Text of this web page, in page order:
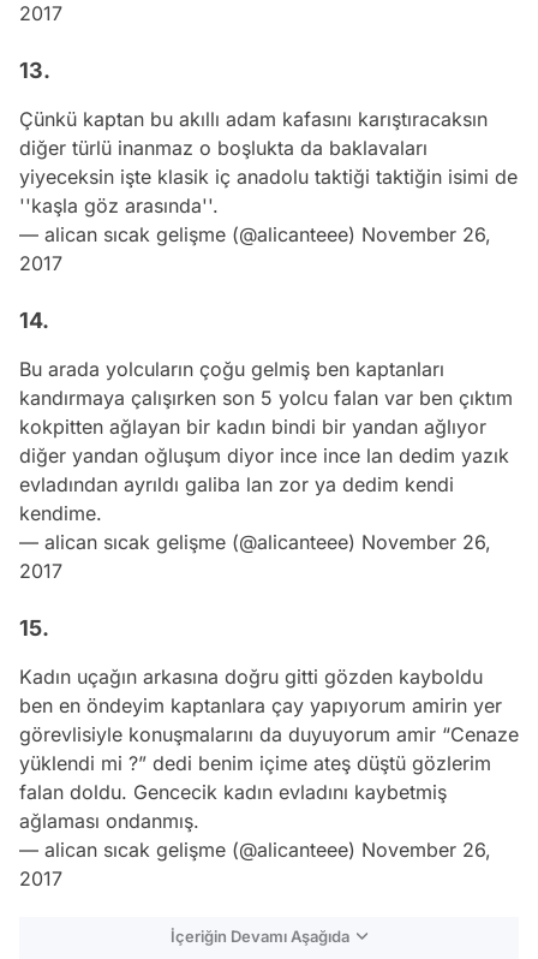
2017
13.
Çünkü kaptan bu akıllı adam kafasını karıştıracaksın
diğer türlü inanmaz o boşlukta da baklavaları
yiyeceksin işte klasik iç anadolu taktiği taktiğin isimi de
''kaşla göz arasında''.
— alican sıcak gelişme (@alicanteee) November 26,
2017
14.
Bu arada yolcuların çoğu gelmiş ben kaptanları
kandırmaya çalışırken son 5 yolcu falan var ben çıktım
kokpitten ağlayan bir kadın bindi bir yandan ağlıyor
diğer yandan oğluşum diyor ince ince lan dedim yazık
evladından ayrıldı galiba lan zor ya dedim kendi
kendime.
— alican sıcak gelişme (@alicanteee) November 26,
2017
15.
Kadın uçağın arkasına doğru gitti gözden kayboldu
ben en öndeyim kaptanlara çay yapıyorum amirin yer
görevlisiyle konuşmalarını da duyuyorum amir “Cenaze
yüklendi mi ?” dedi benim içime ateş düştü gözlerim
falan doldu. Gencecik kadın evladını kaybetmiş
ağlaması ondanmış.
— alican sıcak gelişme (@alicanteee) November 26,
2017
İçeriğin Devamı Aşağıda